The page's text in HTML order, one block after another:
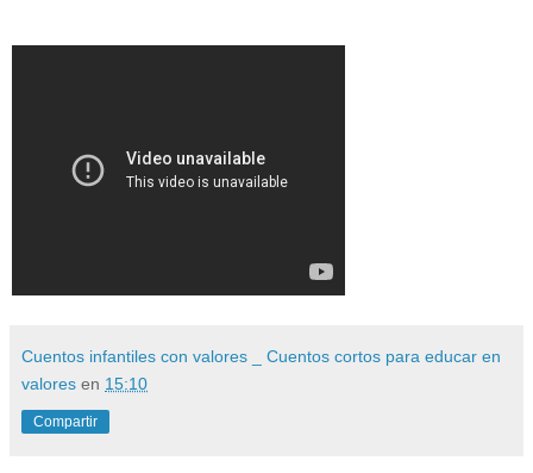
Cuentos infantiles con valores _ Cuentos cortos para educar en
valores en 15:10
Compartir